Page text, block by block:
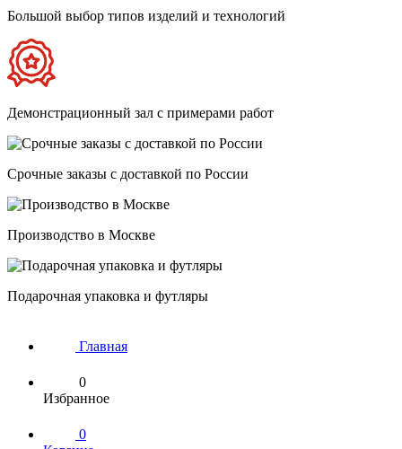
Большой выбор типов изделий и технологий
Демонстрационный зал с примерами работ
Срочные заказы с доставкой по России
Производство в Москве
Подарочная упаковка и футляры
Главная
0
Избранное
0